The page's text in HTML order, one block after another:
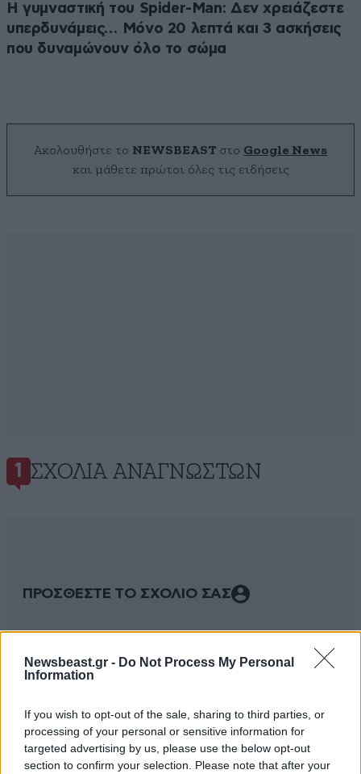
Newsbeast.gr - Do Not Process My Personal
Information
If you wish to opt-out of the sale, sharing to third parties, or
processing of your personal or sensitive information for
targeted advertising by us, please use the below opt-out
section to confirm your selection. Please note that after your
Η γυμναστική του Spider-Man: Δεν χρειάζεστε
υπερδυνάμεις… Μόνο 20 λεπτά και 3 ασκήσεις
που δυναμώνουν όλο το σώμα
Ακολουθήστε το NEWSBEAST στο Google News
και μάθετε πρώτοι όλες τις ειδήσεις
1 ΣΧΌΛΙΑ ΑΝΑΓΝΩΣΤΏΝ
ΠΡΟΣΘΕΣΤΕ ΤΟ ΣΧΟΛΙΟ ΣΑΣ